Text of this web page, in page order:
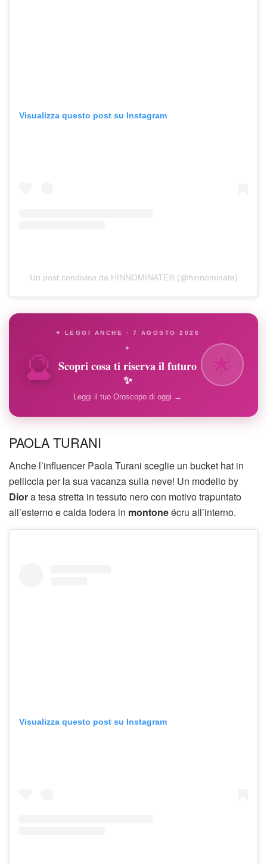
Visualizza questo post su Instagram
Un post condiviso da HINNOMINATE® (@hinnominate)
🔮
✦ LEGGI ANCHE · 7 AGOSTO 2026
✦
Scopri cosa ti riserva il futuro
✨
Leggi il tuo Oroscopo di oggi →
PAOLA TURANI
Anche l’influencer Paola Turani sceglie un bucket hat in
pelliccia per la sua vacanza sulla neve! Un modello by
Diora tesa stretta in tessuto nero con motivo trapuntato
all’esterno e calda fodera in montoneécru all’interno.
Visualizza questo post su Instagram